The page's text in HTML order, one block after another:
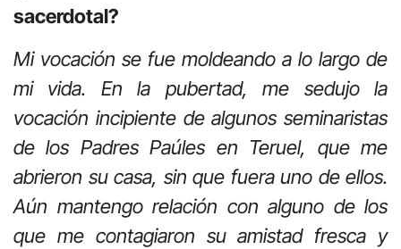
sacerdotal?
Mi vocación se fue moldeando a lo largo de
mi vida. En la pubertad, me sedujo la
vocación incipiente de algunos seminaristas
de los Padres Paúles en Teruel, que me
abrieron su casa, sin que fuera uno de ellos.
Aún mantengo relación con alguno de los
que me contagiaron su amistad fresca y